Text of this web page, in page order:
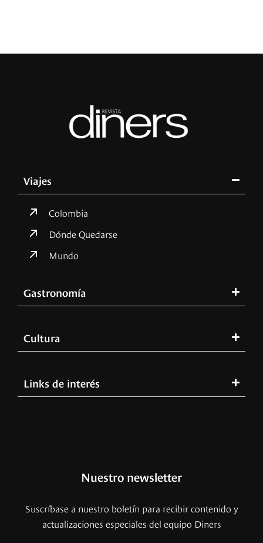
Viajes
Colombia
Dónde Quedarse
Mundo
Gastronomía
Cultura
Links de interés
Nuestro newsletter
Suscríbase a nuestro boletín para recibir contenido y
actualizaciones especiales del equipo Diners